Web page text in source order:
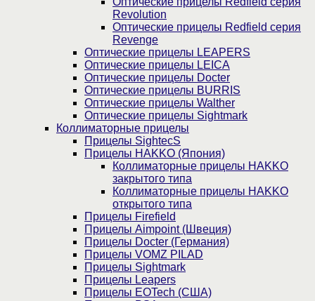
Revolution
Оптические прицелы Redfield серия
Revenge
Оптические прицелы LEAPERS
Оптические прицелы LEICA
Оптические прицелы Docter
Оптические прицелы BURRIS
Оптические прицелы Walther
Оптические прицелы Sightmark
Коллиматорные прицелы
Прицелы SightecS
Прицелы HAKKO (Япония)
Коллиматорные прицелы HAKKO
закрытого типа
Коллиматорные прицелы HAKKO
открытого типа
Прицелы Firefield
Прицелы Aimpoint (Швеция)
Прицелы Docter (Германия)
Прицелы VOMZ PILAD
Прицелы Sightmark
Прицелы Leapers
Прицелы EOTech (США)